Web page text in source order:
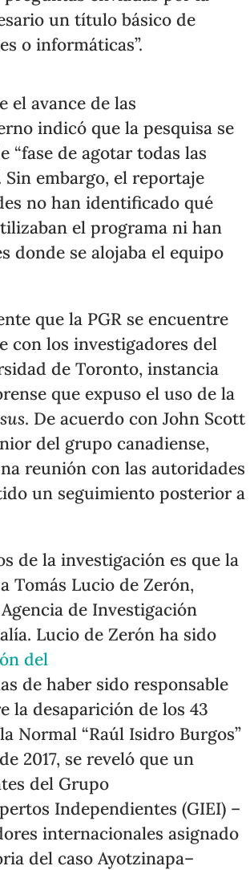
un título básico de
o informáticas”.
el avance de las
indicó que la pesquisa se
“fase de agotar todas las
Sin embargo, el reportaje
no han identificado qué
el programa ni han
donde se alojaba el equipo
que la PGR se encuentre
con los investigadores del
de Toronto, instancia
que expuso el uso de la
. De acuerdo con John Scott
del grupo canadiense,
reunión con las autoridades
un seguimiento posterior a
de la investigación es que la
Tomás Lucio de Zerón,
de Investigación
Lucio de Zerón ha sido
del
de haber sido responsable
la desaparición de los 43
Normal “Raúl Isidro Burgos”
2017, se reveló que un
del Grupo
Independientes (GIEI) –
internacionales asignado
del caso Ayotzinapa–